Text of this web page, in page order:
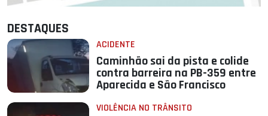
DESTAQUES
ACIDENTE
Caminhão sai da pista e colide
contra barreira na PB-359 entre
Aparecida e São Francisco
VIOLÊNCIA NO TRÂNSITO